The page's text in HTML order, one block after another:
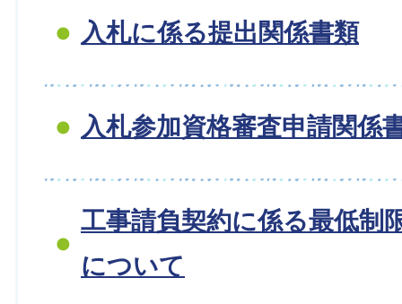
入札に係る提出関係書類
入札参加資格審査申請関係
工事請負契約に係る最低制
について